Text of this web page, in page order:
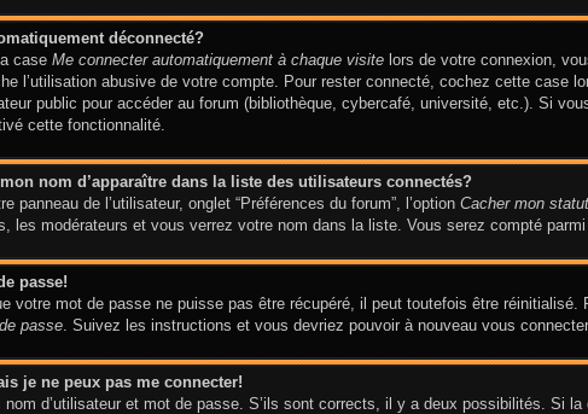
déconnecté?
case Me connecter automatiquement à chaque visite lors de votre connexion,
l’utilisation abusive de votre compte. Pour rester connecté, cochez cette case
public pour accéder au forum (bibliothèque, cybercafé, université, etc.). Si
cette fonctionnalité.
nom d’apparaître dans la liste des utilisateurs connectés?
panneau de l’utilisateur, onglet “Préférences du forum”, l’option Cacher mon
les modérateurs et vous verrez votre nom dans la liste. Vous serez compté
passe!
votre mot de passe ne puisse pas être récupéré, il peut toutefois être
passe. Suivez les instructions et vous devriez pouvoir à nouveau vous
je ne peux pas me connecter!
d’utilisateur et mot de passe. S’ils sont corrects, il y a deux possibilités. Si